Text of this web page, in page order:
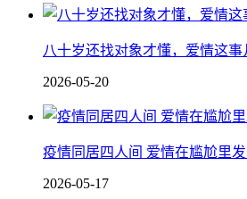
八十岁还找对象才懂，爱情这
2026-05-20
疫情同居四人间 爱情在尴尬里
2026-05-17